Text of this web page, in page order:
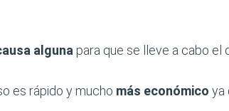
alguna para que se lleve a cabo el
es rápido y mucho más económico ya